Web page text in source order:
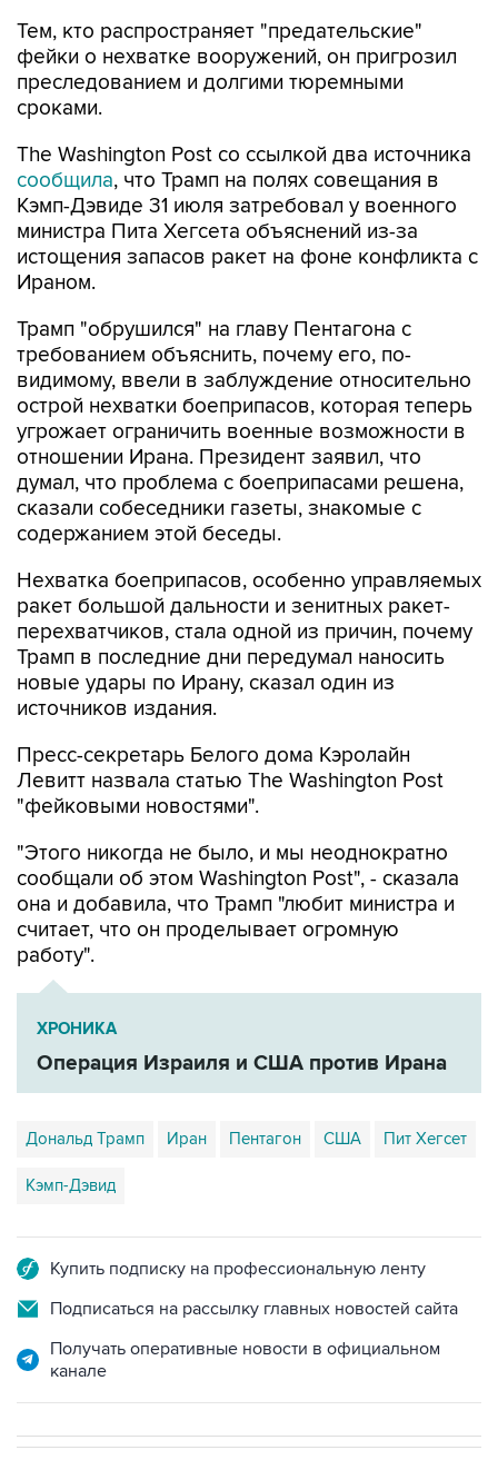
Тем, кто распространяет "предательские"
фейки о нехватке вооружений, он пригрозил
преследованием и долгими тюремными
сроками.
The Washington Post со ссылкой два источника
сообщила, что Трамп на полях совещания в
Кэмп-Дэвиде 31 июля затребовал у военного
министра Пита Хегсета объяснений из-за
истощения запасов ракет на фоне конфликта с
Ираном.
Трамп "обрушился" на главу Пентагона с
требованием объяснить, почему его, по-
видимому, ввели в заблуждение относительно
острой нехватки боеприпасов, которая теперь
угрожает ограничить военные возможности в
отношении Ирана. Президент заявил, что
думал, что проблема с боеприпасами решена,
сказали собеседники газеты, знакомые с
содержанием этой беседы.
Нехватка боеприпасов, особенно управляемых
ракет большой дальности и зенитных ракет-
перехватчиков, стала одной из причин, почему
Трамп в последние дни передумал наносить
новые удары по Ирану, сказал один из
источников издания.
Пресс-секретарь Белого дома Кэролайн
Левитт назвала статью The Washington Post
"фейковыми новостями".
"Этого никогда не было, и мы неоднократно
сообщали об этом Washington Post", - сказала
она и добавила, что Трамп "любит министра и
считает, что он проделывает огромную
работу".
ХРОНИКА
Операция Израиля и США против Ирана
Дональд Трамп Иран Пентагон США Пит Хегсет
Кэмп-Дэвид
Купить подписку на профессиональную ленту
Подписаться на рассылку главных новостей сайта
Получать оперативные новости в официальном
канале